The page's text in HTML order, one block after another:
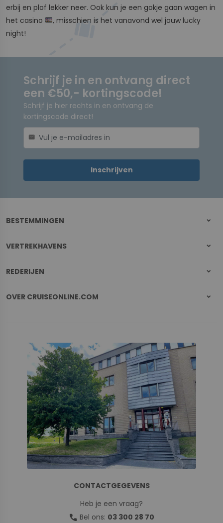
erbij en plof lekker neer. Ook kun je een gokje gaan wagen in
het casino
, misschien is het vanavond wel jouw lucky
night!
Schrijf je in en ontvang direct
een €50,- kortingscode!
Schrijf je hier rechts in en ontvang de
kortingscode direct!
mail
Inschrijven
BESTEMMINGEN
VERTREKHAVENS
REDERIJEN
OVER CRUISEONLINE.COM
CONTACTGEGEVENS
Heb je een vraag?
call Bel ons: 03 300 28 70